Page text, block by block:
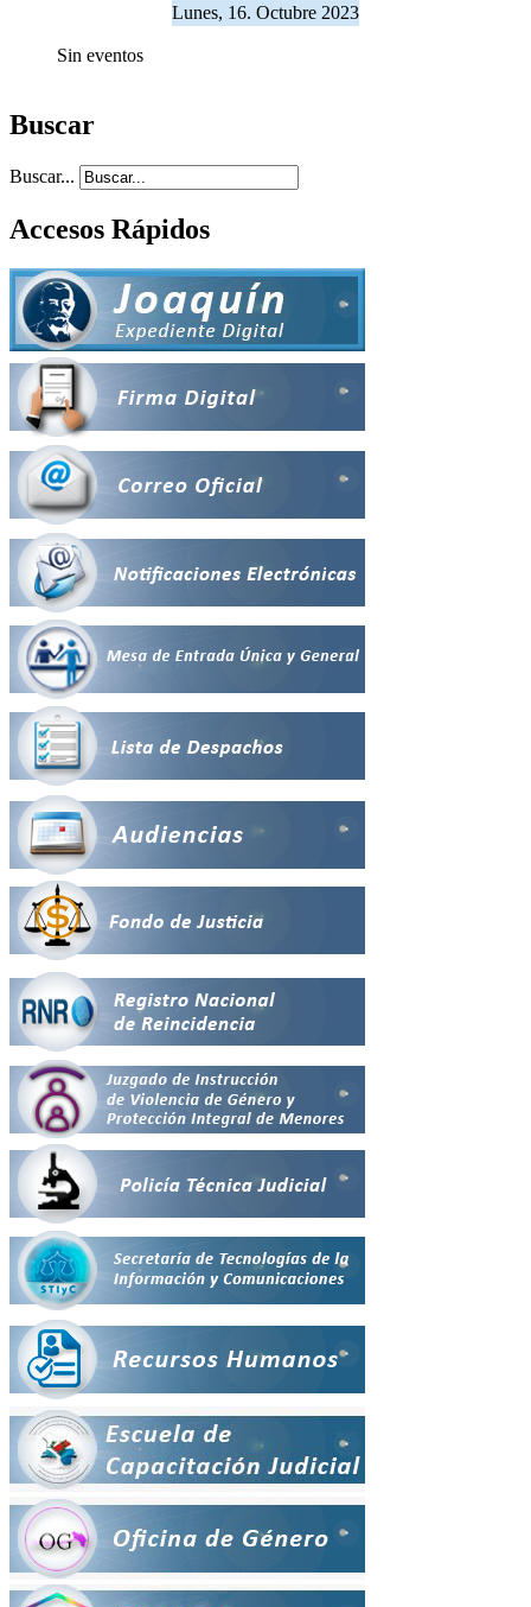
Lunes, 16. Octubre 2023
Sin eventos
Buscar
Buscar...
Accesos Rápidos